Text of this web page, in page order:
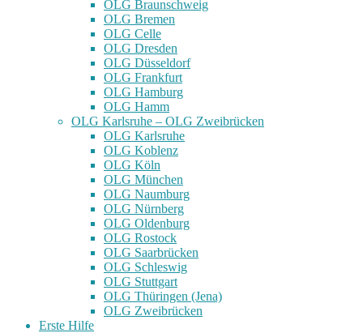
OLG Braunschweig
OLG Bremen
OLG Celle
OLG Dresden
OLG Düsseldorf
OLG Frankfurt
OLG Hamburg
OLG Hamm
OLG Karlsruhe – OLG Zweibrücken
OLG Karlsruhe
OLG Koblenz
OLG Köln
OLG München
OLG Naumburg
OLG Nürnberg
OLG Oldenburg
OLG Rostock
OLG Saarbrücken
OLG Schleswig
OLG Stuttgart
OLG Thüringen (Jena)
OLG Zweibrücken
Erste Hilfe